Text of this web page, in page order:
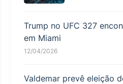
Trump no UFC 327
em Miami
12/04/2026
Valdemar prevê eleição